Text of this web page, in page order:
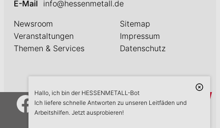
E-Mail
info@hessenmetall.de
Newsroom
Veranstaltungen
Themen & Services
Sitemap
Impressum
Datenschutz
Hallo, ich bin der HESSENMETALL-Bot
Ich liefere schnelle Antworten zu unseren Leitfäden und
Arbeitshilfen. Jetzt ausprobieren!